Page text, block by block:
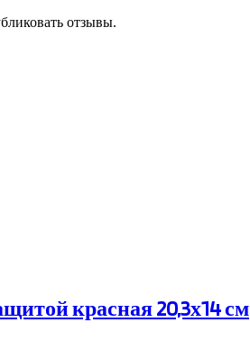
отзывы.
красная 20,3х14 см